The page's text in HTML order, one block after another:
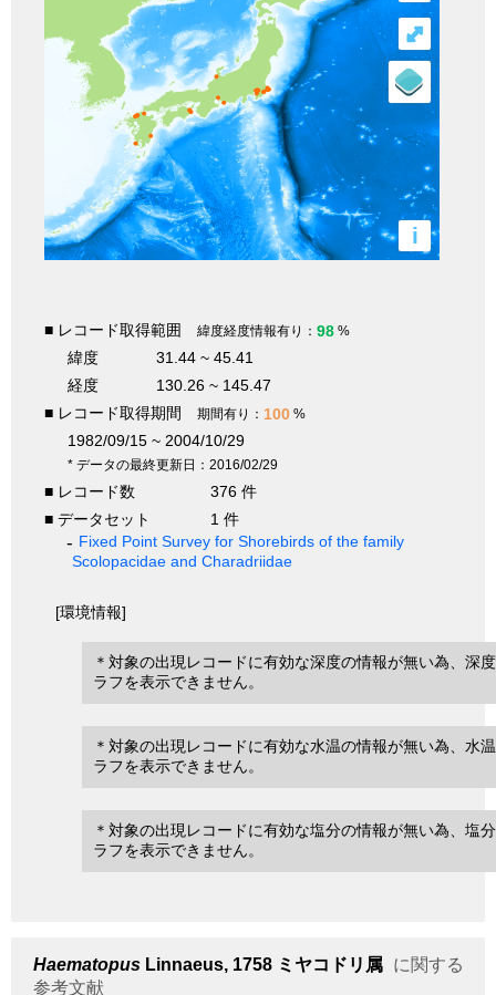
i
⤢
■ レコード取得範囲 緯度経度情報有り： 98 %
緯度
31.44 ~ 45.41
経度
130.26 ~ 145.47
■ レコード取得期間
期間有り： 100 %
1982/09/15 ~ 2004/10/29
* データの最終更新日：2016/02/29
■ レコード数
376 件
■ データセット
1 件
Fixed Point Survey for Shorebirds of the family
Scolopacidae and Charadriidae
[環境情報]
＊対象の出現レコードに有効な深度の情報が無い為、深
ラフを表示できません。
＊対象の出現レコードに有効な水温の情報が無い為、水
ラフを表示できません。
＊対象の出現レコードに有効な塩分の情報が無い為、塩
ラフを表示できません。
Haematopus Linnaeus, 1758 ミヤコドリ属 に関する
参考文献